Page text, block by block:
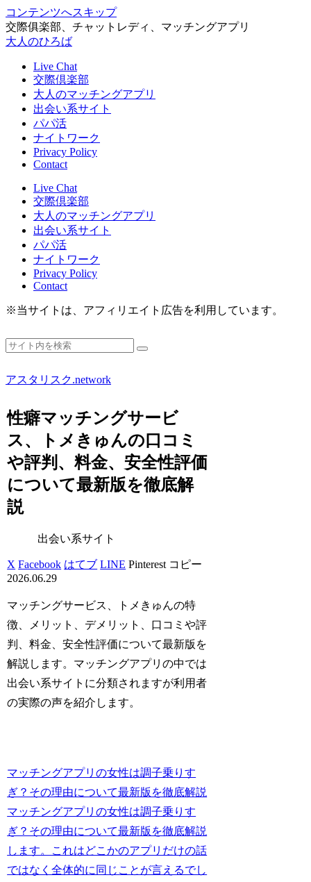
コンテンツへスキップ
交際俱楽部、チャットレディ、マッチングアプリ
大人のひろば
Live Chat
交際倶楽部
大人のマッチングアプリ
出会い系サイト
パパ活
ナイトワーク
Privacy Policy
Contact
Live Chat
交際倶楽部
大人のマッチングアプリ
出会い系サイト
パパ活
ナイトワーク
Privacy Policy
Contact
※当サイトは、アフィリエイト広告を利用しています。
アスタリスク.network
性癖マッチングサービ
ス、トメきゅんの口コミ
や評判、料金、安全性評価
について最新版を徹底解
説
出会い系サイト
X Facebook はてブ LINE Pinterest コピー
2026.06.29
マッチングサービス、トメきゅんの特
徴、メリット、デメリット、口コミや評
判、料金、安全性評価について最新版を
解説します。マッチングアプリの中では
出会い系サイトに分類されますが利用者
の実際の声を紹介します。
マッチングアプリの女性は調子乗りす
ぎ？その理由について最新版を徹底解説
マッチングアプリの女性は調子乗りす
ぎ？その理由について最新版を徹底解説
します。これはどこかのアプリだけの話
ではなく全体的に同じことが言えるでし